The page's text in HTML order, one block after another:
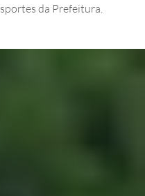
da Prefeitura.